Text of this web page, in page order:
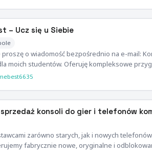
– Ucz się u Siebie
o wiadomość bezpośrednio na e-mail:
moich studentów. Oferuję kompleksowe
konsoli do gier i telefonów
zarówno starych, jak i nowych
fabrycznie nowe, oryginalne i